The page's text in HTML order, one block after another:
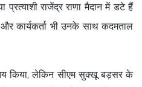
प्रत्याशी राजेंद्र राणा मैदान में डटे हैं
कार्यकर्ता भी उनके साथ कदमताल
किया, लेकिन सीएम सुक्खू बड़सर के